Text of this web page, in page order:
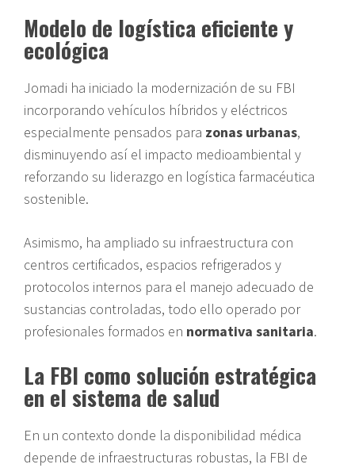
Modelo de logística eficiente y
ecológica
Jomadi ha iniciado la modernización de su FBI
incorporando vehículos híbridos y eléctricos
especialmente pensados para zonas urbanas,
disminuyendo así el impacto medioambiental y
reforzando su liderazgo en logística farmacéutica
sostenible.
Asimismo, ha ampliado su infraestructura con
centros certificados, espacios refrigerados y
protocolos internos para el manejo adecuado de
sustancias controladas, todo ello operado por
profesionales formados en normativa sanitaria.
La FBI como solución estratégica
en el sistema de salud
En un contexto donde la disponibilidad médica
depende de infraestructuras robustas, la FBI de